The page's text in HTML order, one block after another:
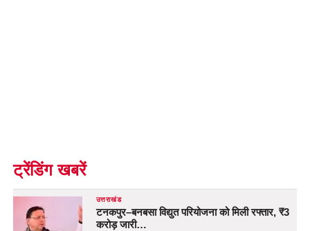
ट्रेंडिंग खबरें
उत्तराखंड
टनकपुर–बनबसा विद्युत परियोजना को मिली रफ्तार, ₹3
करोड़ जारी…